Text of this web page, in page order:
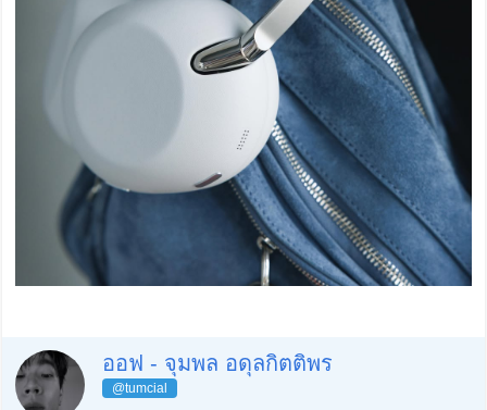
ออฟ - จุมพล อดุลกิตติพร
@tumcial